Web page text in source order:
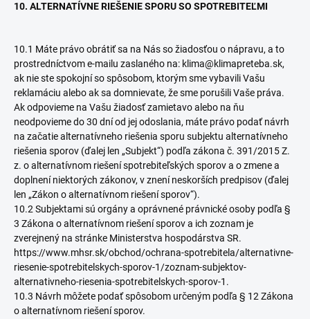
10. ALTERNATÍVNE RIEŠENIE SPORU SO SPOTREBITEĽMI
10.1 Máte právo obrátiť sa na Nás so žiadosťou o nápravu, a to
prostredníctvom e-mailu zaslaného na: klima@klimapreteba.sk,
ak nie ste spokojní so spôsobom, ktorým sme vybavili Vašu
reklamáciu alebo ak sa domnievate, že sme porušili Vaše práva.
Ak odpovieme na Vašu žiadosť zamietavo alebo na ňu
neodpovieme do 30 dní od jej odoslania, máte právo podať návrh
na začatie alternatívneho riešenia sporu subjektu alternatívneho
riešenia sporov (ďalej len „Subjekt“) podľa zákona č. 391/2015 Z.
z. o alternatívnom riešení spotrebiteľských sporov a o zmene a
doplnení niektorých zákonov, v znení neskorších predpisov (ďalej
len „Zákon o alternatívnom riešení sporov“).
10.2 Subjektami sú orgány a oprávnené právnické osoby podľa §
3 Zákona o alternatívnom riešení sporov a ich zoznam je
zverejnený na stránke Ministerstva hospodárstva SR.
https://www.mhsr.sk/obchod/ochrana-spotrebitela/alternativne-
riesenie-spotrebitelskych-sporov-1/zoznam-subjektov-
alternativneho-riesenia-spotrebitelskych-sporov-1.
10.3 Návrh môžete podať spôsobom určeným podľa § 12 Zákona
o alternatívnom riešení sporov.